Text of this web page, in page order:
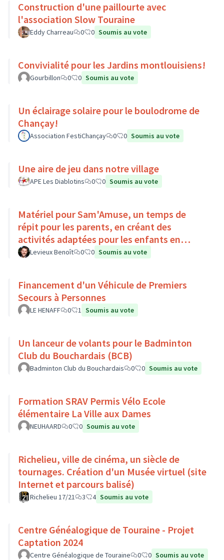
Construction d'une paillourte avec
l'association Slow Touraine
Eddy Charreau 0 0 Soumis au vote
Convivialité pour les Jardins montlouisiens!
Gourbillon 0 0 Soumis au vote
Un éclairage solaire pour le boulodrome de
Chançay!
Association FestiChançay 0 0 Soumis au vote
Une aire de jeu dans notre village
APE Les Diablotins 0 0 Soumis au vote
Matériel pour Sam'Amuse, un temps de
répit pour les parents, en créant des
activités adaptées pour les enfants en
situation de handicap
Levieux Benoît 0 0 Soumis au vote
Financement d'un Véhicule de Premiers
Secours à Personnes
LE HENAFF 0 1 Soumis au vote
Un lanceur de volants pour le Badminton
Club du Bouchardais (BCB)
Badminton Club du Bouchardais 0 0 Soumis au vote
Formation SRAV Permis Vélo Ecole
élémentaire La Ville aux Dames
NEUHAARD 0 0 Soumis au vote
Richelieu, ville de cinéma, un siècle de
tournages. Création d'un Musée virtuel (site
Internet et parcours balisé)
Richelieu 17/21 3 4 Soumis au vote
Centre Généalogique de Touraine - Projet
Captation 2024
Centre Généalogique de Touraine 0 0 Soumis au vote